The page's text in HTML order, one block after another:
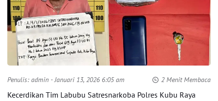
Penulis: admin - Januari 13, 2026 6:05 am 2 Menit Membaca
Kecerdikan Tim Labubu Satresnarkoba Polres Kubu Raya